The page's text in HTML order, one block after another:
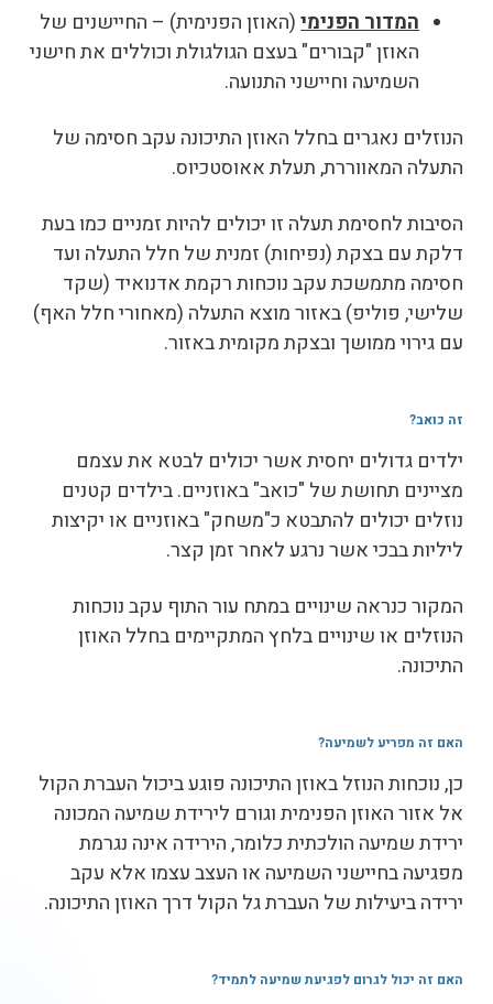
המדור הפנימי(האוזן הפנימית) – החיישנים של
האוזן "קבורים" בעצם הגולגולת וכוללים את חישני
השמיעה וחיישני התנועה.
הנוזלים נאגרים בחלל האוזן התיכונה עקב חסימה של
התעלה המאווררת, תעלת אאוסטכיוס.
הסיבות לחסימת תעלה זו יכולים להיות זמניים כמו בעת
דלקת עם בצקת (נפיחות) זמנית של חלל התעלה ועד
חסימה מתמשכת עקב נוכחות רקמת אדנואיד (שקד
שלישי, פוליפ) באזור מוצא התעלה (מאחורי חלל האף)
עם גירוי ממושך ובצקת מקומית באזור.
זה כואב?
ילדים גדולים יחסית אשר יכולים לבטא את עצמם
מציינים תחושת של "כואב" באוזניים. בילדים קטנים
נוזלים יכולים להתבטא כ"משחק" באוזניים או יקיצות
ליליות בבכי אשר נרגע לאחר זמן קצר.
המקור כנראה שינויים במתח עור התוף עקב נוכחות
הנוזלים או שינויים בלחץ המתקיימים בחלל האוזן
התיכונה.
האם זה מפריע לשמיעה?
כן, נוכחות הנוזל באוזן התיכונה פוגע ביכול העברת הקול
אל אזור האוזן הפנימית וגורם לירידת שמיעה המכונה
ירידת שמיעה הולכתית כלומר, הירידה אינה נגרמת
מפגיעה בחיישני השמיעה או העצב עצמו אלא עקב
ירידה ביעילות של העברת גל הקול דרך האוזן התיכונה.
האם זה יכול לגרום לפגיעת שמיעה לתמיד?